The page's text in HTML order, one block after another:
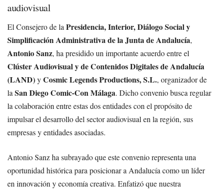
audiovisual
El Consejero de la Presidencia, Interior, Diálogo Social y
Simplificación Administrativa de la Junta de Andalucía,
Antonio Sanz, ha presidido un importante acuerdo entre el
Clúster Audiovisual y de Contenidos Digitales de Andalucía
(LAND)yCosmic Legends Productions, S.L., organizador de
la San Diego Comic-Con Málaga. Dicho convenio busca regular
la colaboración entre estas dos entidades con el propósito de
impulsar el desarrollo del sector audiovisual en la región, sus
empresas y entidades asociadas.
Antonio Sanz ha subrayado que este convenio representa una
oportunidad histórica para posicionar a Andalucía como un líder
en innovación y economía creativa. Enfatizó que nuestra